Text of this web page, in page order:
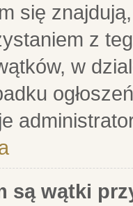
się
z
w
są wątki